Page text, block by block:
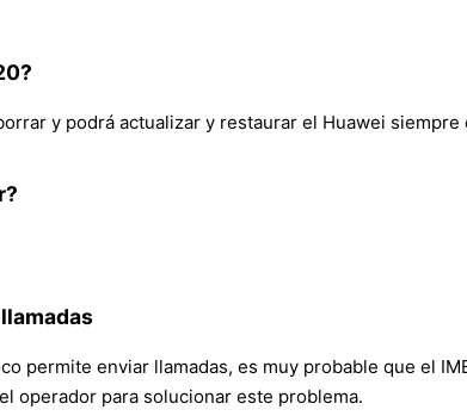
y podrá actualizar y restaurar el Huawei
permite enviar llamadas, es muy probable que el
operador para solucionar este problema.